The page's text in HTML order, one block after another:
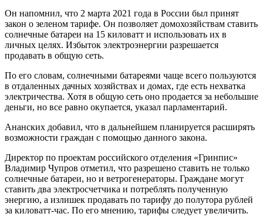
Он напомнил, что 2 марта 2021 года в России был принят
закон о зеленом тарифе. Он позволяет домохозяйствам ставить
солнечные батареи на 15 киловатт и использовать их в
личных целях. Избыток электроэнергии разрешается
продавать в общую сеть.
По его словам, солнечными батареями чаще всего пользуются
в отдаленных дачных хозяйствах и домах, где есть нехватка
электричества. Хотя в общую сеть оно продается за небольшие
деньги, но все равно окупается, указал парламентарий.
Ананских добавил, что в дальнейшем планируется расширять
возможности граждан с помощью данного закона.
Директор по проектам российского отделения «Гринпис»
Владимир Чупров отметил, что разрешено ставить не только
солнечные батареи, но и ветрогенераторы. Граждане могут
ставить два электросчетчика и потреблять полученную
энергию, а излишек продавать по тарифу до полутора рублей
за киловатт-час. По его мнению, тарифы следует увеличить.